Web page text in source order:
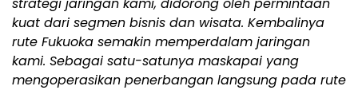
strategi jaringan kami, didorong oleh permintaan
kuat dari segmen bisnis dan wisata. Kembalinya
rute Fukuoka semakin memperdalam jaringan
kami. Sebagai satu-satunya maskapai yang
mengoperasikan penerbangan langsung pada rute